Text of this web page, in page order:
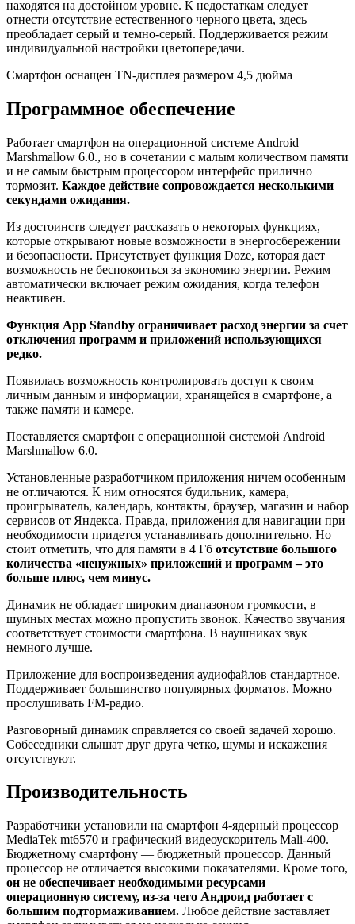
находятся на достойном уровне. К недостаткам следует
отнести отсутствие естественного черного цвета, здесь
преобладает серый и темно-серый. Поддерживается режим
индивидуальной настройки цветопередачи.
Смартфон оснащен TN-дисплея размером 4,5 дюйма
Программное обеспечение
Работает смартфон на операционной системе Android
Marshmallow 6.0., но в сочетании с малым количеством памяти
и не самым быстрым процессором интерфейс прилично
тормозит. Каждое действие сопровождается несколькими
секундами ожидания.
Из достоинств следует рассказать о некоторых функциях,
которые открывают новые возможности в энергосбережении
и безопасности. Присутствует функция Doze, которая дает
возможность не беспокоиться за экономию энергии. Режим
автоматически включает режим ожидания, когда телефон
неактивен.
Функция App Standby ограничивает расход энергии за счет
отключения программ и приложений использующихся
редко.
Появилась возможность контролировать доступ к своим
личным данным и информации, хранящейся в смартфоне, а
также памяти и камере.
Поставляется смартфон с операционной системой Android
Marshmallow 6.0.
Установленные разработчиком приложения ничем особенным
не отличаются. К ним относятся будильник, камера,
проигрыватель, календарь, контакты, браузер, магазин и набор
сервисов от Яндекса. Правда, приложения для навигации при
необходимости придется устанавливать дополнительно. Но
стоит отметить, что для памяти в 4 Гб отсутствие большого
количества «ненужных» приложений и программ – это
больше плюс, чем минус.
Динамик не обладает широким диапазоном громкости, в
шумных местах можно пропустить звонок. Качество звучания
соответствует стоимости смартфона. В наушниках звук
немного лучше.
Приложение для воспроизведения аудиофайлов стандартное.
Поддерживает большинство популярных форматов. Можно
прослушивать FM-радио.
Разговорный динамик справляется со своей задачей хорошо.
Собеседники слышат друг друга четко, шумы и искажения
отсутствуют.
Производительность
Разработчики установили на смартфон 4-ядерный процессор
MediaTek mt6570 и графический видеоускоритель Mali-400.
Бюджетному смартфону — бюджетный процессор. Данный
процессор не отличается высокими показателями. Кроме того,
он не обеспечивает необходимыми ресурсами
операционную систему, из-за чего Андроид работает с
большим подтормаживанием. Любое действие заставляет